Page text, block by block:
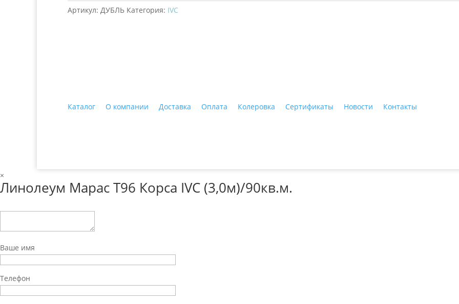
Артикул: ДУБЛЬ Категория: IVC
Каталог О компании Доставка Оплата Колеровка Сертификаты Новости Контакты
×
Линолеум Марас Т96 Корса IVC (3,0м)/90кв.м.
Ваше имя
Телефон